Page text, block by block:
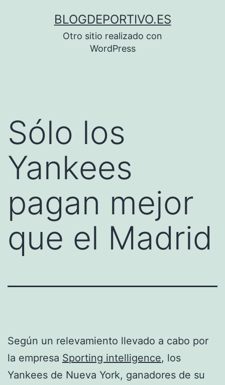
BLOGDEPORTIVO.ES
Otro sitio realizado con
WordPress
Sólo los
Yankees
pagan mejor
que el Madrid
Según un relevamiento llevado a cabo por
la empresa Sporting intelligence, los
Yankees de Nueva York, ganadores de su